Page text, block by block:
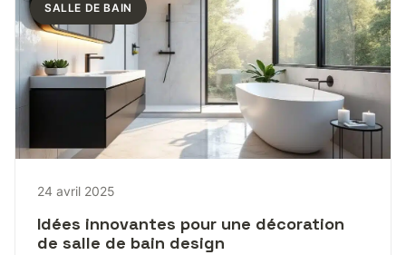
SALLE DE BAIN
24 avril 2025
Idées innovantes pour une décoration
de salle de bain design